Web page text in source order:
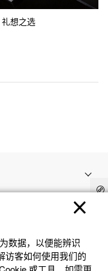
礼想之选
数据，以便能辨识
访客如何使⽤我们的